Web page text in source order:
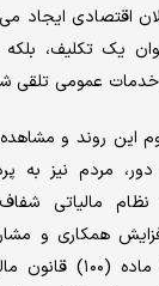
اقتصادی ایجاد
یک تکلیف، بلکه
عمومی تلقی
این روند و مشاهده
مردم نیز به
نظام مالیاتی
همکاری و
می‌رود. اجرای